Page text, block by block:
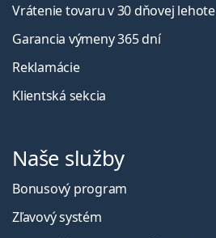
Vrátenie tovaru v 30 dňovej lehote
Garancia výmeny 365 dní
Reklamácie
Klientská sekcia
Naše služby
Bonusový program
Zľavový systém